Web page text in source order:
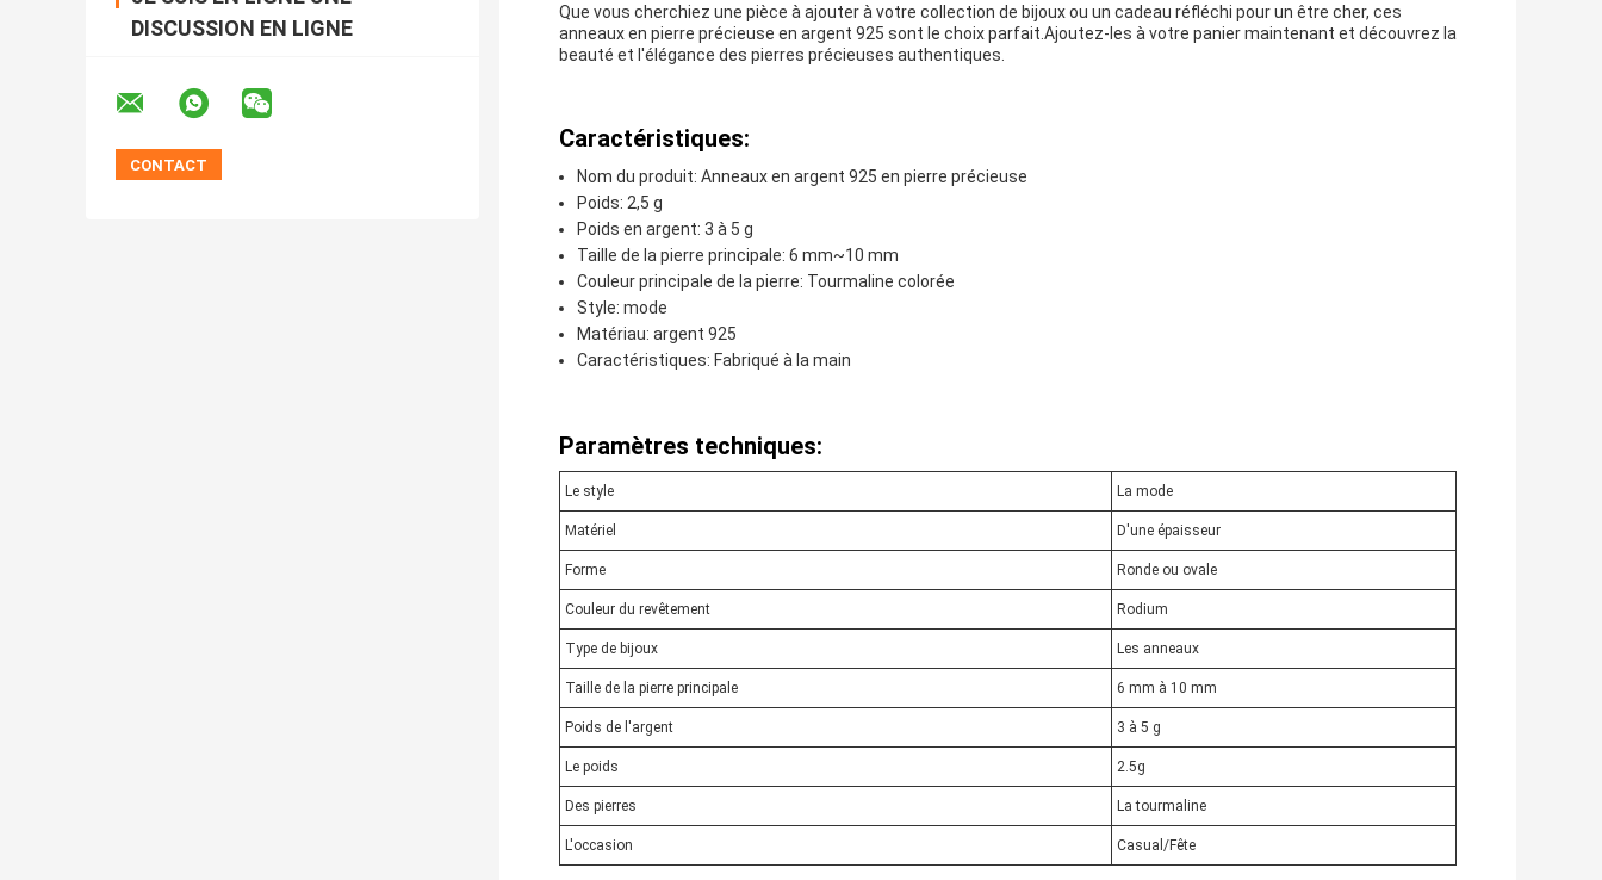
DISCUSSION EN LIGNE
Que vous cherchiez une pièce à ajouter à votre collection de bijoux ou un cadeau réfléchi pour un être cher, ces
anneaux en pierre précieuse en argent 925 sont le choix parfait.Ajoutez-les à votre panier maintenant et découvrez la
beauté et l'élégance des pierres précieuses authentiques.
Caractéristiques:
Nom du produit: Anneaux en argent 925 en pierre précieuse
Poids: 2,5 g
Poids en argent: 3 à 5 g
Taille de la pierre principale: 6 mm~10 mm
Couleur principale de la pierre: Tourmaline colorée
Style: mode
Matériau: argent 925
Caractéristiques: Fabriqué à la main
Paramètres techniques:
Le style La mode
Matériel D'une épaisseur
Forme Ronde ou ovale
Couleur du revêtement Rodium
Type de bijoux Les anneaux
Taille de la pierre principale 6 mm à 10 mm
Poids de l'argent 3 à 5 g
Le poids 2.5g
Des pierres La tourmaline
L'occasion Casual/Fête